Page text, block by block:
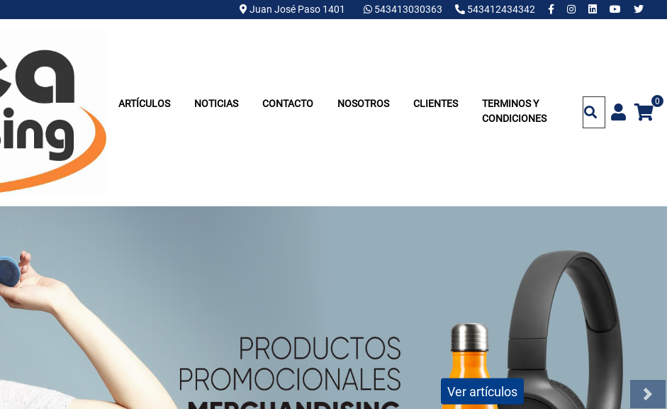
Juan José Paso 1401 543413030363 543412434342
ARTÍCULOS NOTICIAS CONTACTO NOSOTROS CLIENTES
TERMINOS Y
CONDICIONES
0
Conocé más